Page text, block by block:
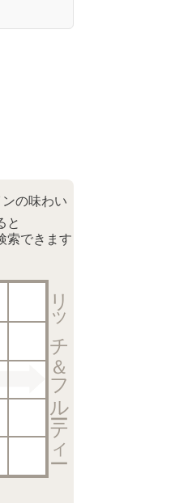
の味わい
と
索できます
リッチ＆フルーティー